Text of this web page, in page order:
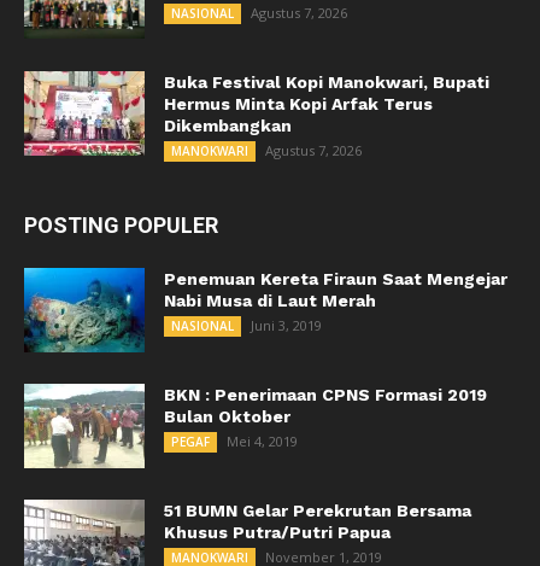
NASIONAL Agustus 7, 2026
Buka Festival Kopi Manokwari, Bupati
Hermus Minta Kopi Arfak Terus
Dikembangkan
MANOKWARI Agustus 7, 2026
POSTING POPULER
Penemuan Kereta Firaun Saat Mengejar
Nabi Musa di Laut Merah
NASIONAL Juni 3, 2019
BKN : Penerimaan CPNS Formasi 2019
Bulan Oktober
PEGAF Mei 4, 2019
51 BUMN Gelar Perekrutan Bersama
Khusus Putra/Putri Papua
MANOKWARI November 1, 2019